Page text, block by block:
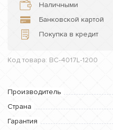
Наличными
Банковской картой
Покупка в кредит
Код товара: BC-4017L-1200
Производитель
Страна
Гарантия